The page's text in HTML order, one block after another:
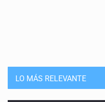
LO MÁS RELEVANTE